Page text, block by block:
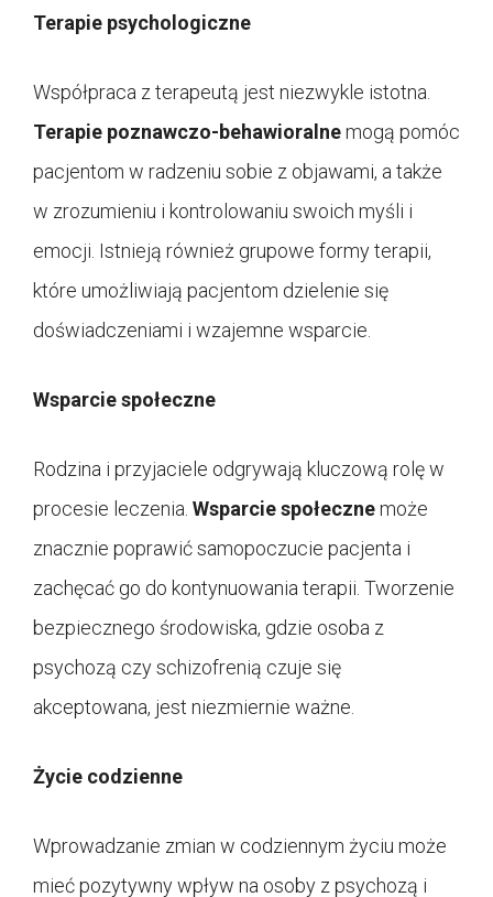
Terapie psychologiczne
Współpraca z terapeutą jest niezwykle istotna.
Terapie poznawczo-behawioralnemogą pomóc
pacjentom w radzeniu sobie z objawami, a także
w zrozumieniu i kontrolowaniu swoich myśli i
emocji. Istnieją również grupowe formy terapii,
które umożliwiają pacjentom dzielenie się
doświadczeniami i wzajemne wsparcie.
Wsparcie społeczne
Rodzina i przyjaciele odgrywają kluczową rolę w
procesie leczenia. Wsparcie społecznemoże
znacznie poprawić samopoczucie pacjenta i
zachęcać go do kontynuowania terapii. Tworzenie
bezpiecznego środowiska, gdzie osoba z
psychozą czy schizofrenią czuje się
akceptowana, jest niezmiernie ważne.
Życie codzienne
Wprowadzanie zmian w codziennym życiu może
mieć pozytywny wpływ na osoby z psychozą i